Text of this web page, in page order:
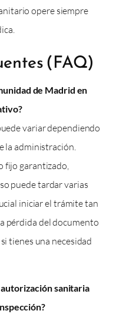
opere siempre
(FAQ)
de Madrid en
variar dependiendo
la administración.
fijo garantizado,
puede tardar varias
iniciar el trámite tan
pérdida del documento
tienes una necesidad
sanitaria